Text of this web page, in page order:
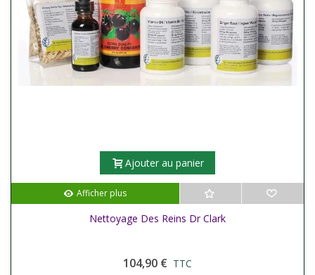
Ajouter au panier
Afficher plus
Nettoyage Des Reins Dr Clark
104,90 € TTC